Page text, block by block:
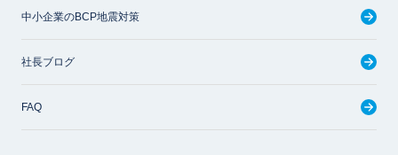
中小企業のBCP地震対策
社長ブログ
FAQ